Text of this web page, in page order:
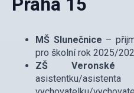
MŠ Slunečnice –
pro školní rok 2025/
ZŠ Veronské
asistentku/